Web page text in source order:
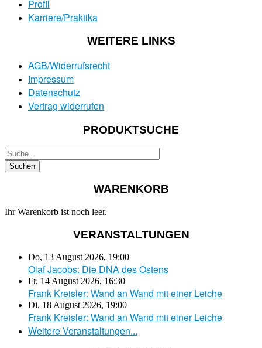
Profil
Karriere/Praktika
WEITERE LINKS
AGB/Widerrufsrecht
Impressum
Datenschutz
Vertrag widerrufen
PRODUKTSUCHE
WARENKORB
Ihr Warenkorb ist noch leer.
VERANSTALTUNGEN
Do, 13 August 2026, 19:00
Olaf Jacobs: Die DNA des Ostens
Fr, 14 August 2026, 16:30
Frank Kreisler: Wand an Wand mit einer Leiche
Di, 18 August 2026, 19:00
Frank Kreisler: Wand an Wand mit einer Leiche
Weitere Veranstaltungen...